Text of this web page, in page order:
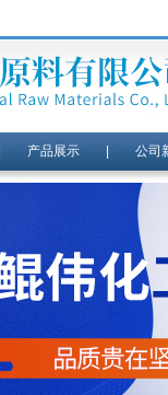
产品展示| 公司